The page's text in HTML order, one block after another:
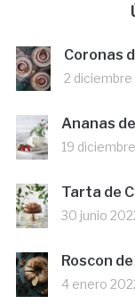
Coronas
2
Ananas
19
Tarta de
30 junio
Roscon
4 enero